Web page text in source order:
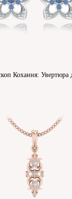
Кохання: Увертюра